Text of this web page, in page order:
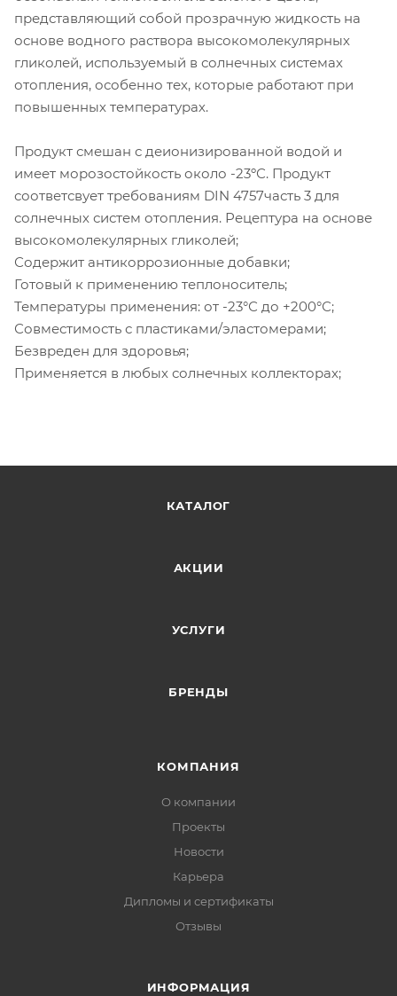
представляющий со­бой прозрачную жидкость на
основе водного рас­твора высокомолекулярных
гликолей, используе­мый в солнечных системах
отопления, особенно тех, которые работают при
повышенных температу­рах.
Продукт смешан с деионизированной водой и
имеет морозостойкость около -23ºС. Продукт
соответсвует требованиям DIN 4757часть 3 для
солнечных систем отопления. Рецептура на основе
высокомолекулярных гликолей;
Содержит антикоррозионные добавки;
Готовый к применению теплоноситель;
Температуры применения: от -23°С до +200°С;
Совместимость с пластиками/эластомерами;
Безвреден для здоровья;
Применяется в любых солнечных коллекторах;
КАТАЛОГ
АКЦИИ
УСЛУГИ
БРЕНДЫ
КОМПАНИЯ
О компании
Проекты
Новости
Карьера
Дипломы и сертификаты
Отзывы
ИНФОРМАЦИЯ